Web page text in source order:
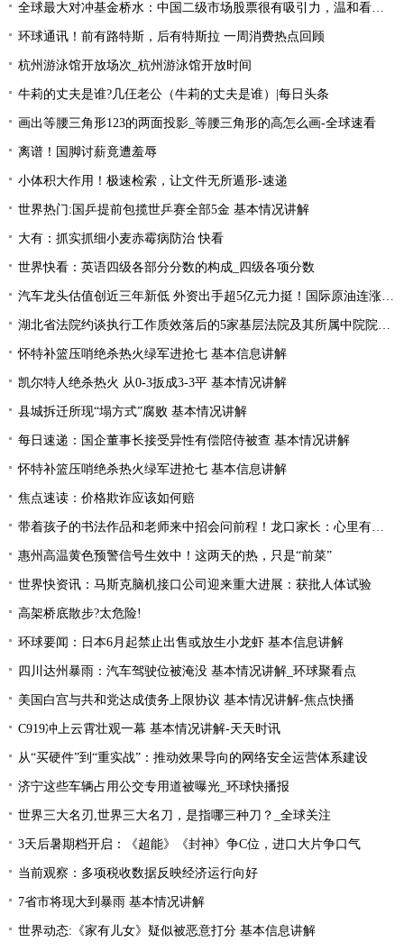
全球最大对冲基金桥水：中国二级市场股票很有吸引力，温和看多中国资产|全球简讯
环球通讯！前有路特斯，后有特斯拉 一周消费热点回顾
杭州游泳馆开放场次_杭州游泳馆开放时间
牛莉的丈夫是谁?几仼老公（牛莉的丈夫是谁）|每日头条
画出等腰三角形123的两面投影_等腰三角形的高怎么画-全球速看
离谱！国脚讨薪竟遭羞辱
小体积大作用！极速检索，让文件无所遁形-速递
世界热门:国乒提前包揽世乒赛全部5金 基本情况讲解
大有：抓实抓细小麦赤霉病防治 快看
世界快看：英语四级各部分分数的构成_四级各项分数
汽车龙头估值创近三年新低 外资出手超5亿元力挺！国际原油连涨两周 “聪明资金”加仓能源行业
湖北省法院约谈执行工作质效落后的5家基层法院及其所属中院院长|当前焦点
怀特补篮压哨绝杀热火绿军进抢七 基本信息讲解
凯尔特人绝杀热火 从0-3扳成3-3平 基本情况讲解
县城拆迁所现“塌方式”腐败 基本情况讲解
每日速递：国企董事长接受异性有偿陪侍被查 基本情况讲解
怀特补篮压哨绝杀热火绿军进抢七 基本信息讲解
焦点速读：价格欺诈应该如何赔
带着孩子的书法作品和老师来中招会问前程！龙口家长：心里有底了
惠州高温黄色预警信号生效中！这两天的热，只是“前菜”
世界快资讯：马斯克脑机接口公司迎来重大进展：获批人体试验
高架桥底散步?太危险!
环球要闻：日本6月起禁止出售或放生小龙虾 基本信息讲解
四川达州暴雨：汽车驾驶位被淹没 基本情况讲解_环球聚看点
美国白宫与共和党达成债务上限协议 基本情况讲解-焦点快播
C919冲上云霄壮观一幕 基本情况讲解-天天时讯
从“买硬件”到“重实战”：推动效果导向的网络安全运营体系建设
济宁这些车辆占用公交专用道被曝光_环球快播报
世界三大名刃,世界三大名刀，是指哪三种刀？_全球关注
3天后暑期档开启：《超能》《封神》争C位，进口大片争口气
当前观察：多项税收数据反映经济运行向好
7省市将现大到暴雨 基本情况讲解
世界动态:《家有儿女》疑似被恶意打分 基本信息讲解